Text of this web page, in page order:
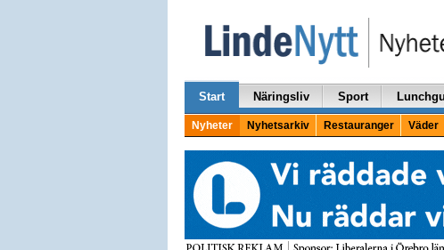
Start Näringsliv Sport
Nyheter Nyhetsarkiv Restauranger Väder